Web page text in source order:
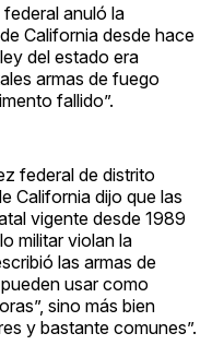
anuló la
California desde hace
del estado era
armas de fuego
fallido”.
federal de distrito
California dijo que las
vigente desde 1989
militar violan la
las armas de
usar como
sino más bien
y bastante comunes”.